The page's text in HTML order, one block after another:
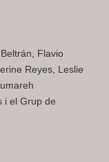
Flavio
Reyes, Leslie
i el Grup de